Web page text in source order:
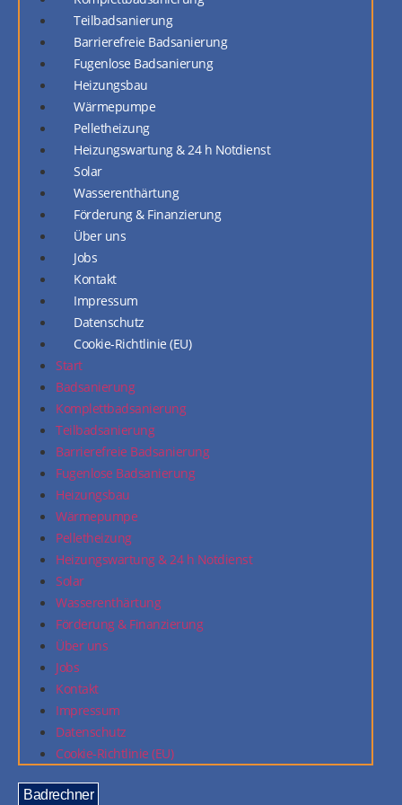
Teilbadsanierung
Barrierefreie Badsanierung
Fugenlose Badsanierung
Heizungsbau
Wärmepumpe
Pelletheizung
Heizungswartung & 24 h Notdienst
Solar
Wasserenthärtung
Förderung & Finanzierung
Über uns
Jobs
Kontakt
Impressum
Datenschutz
Cookie-Richtlinie (EU)
Start
Badsanierung
Komplettbadsanierung
Teilbadsanierung
Barrierefreie Badsanierung
Fugenlose Badsanierung
Heizungsbau
Wärmepumpe
Pelletheizung
Heizungswartung & 24 h Notdienst
Solar
Wasserenthärtung
Förderung & Finanzierung
Über uns
Jobs
Kontakt
Impressum
Datenschutz
Cookie-Richtlinie (EU)
Badrechner